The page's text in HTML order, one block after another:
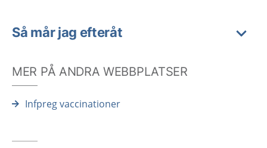
Så mår jag efteråt
MER PÅ ANDRA WEBBPLATSER
Infpreg vaccinationer